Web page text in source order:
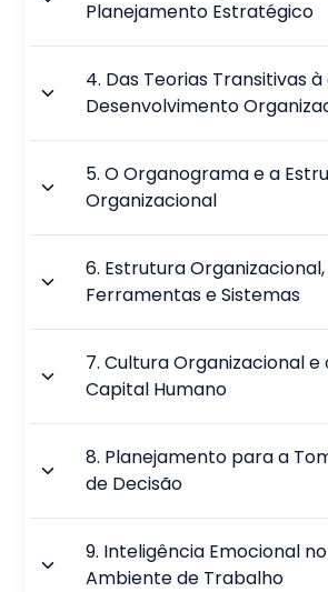
Planejamento Estratégico
4. Das Teorias Transitivas à
Desenvolvimento
5.O Organograma e a
Organizacional
6. Estrutura Organizacional,
Ferramentas e Sistemas
7.Cultura Organizacional e
Capital Humano
8. Planejamento para a
de Decisão
9. Inteligência Emocional no
Ambiente de Trabalho